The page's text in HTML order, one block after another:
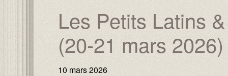
Les Petits Latins
(20-21 mars 2026)
10 mars 2026